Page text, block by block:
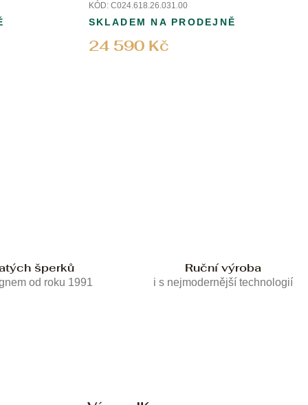
KÓD: C024.618.26.031.00
24 590 Kč
SKLADEM NA PRODEJNĚ
šperků
od roku 1991
Ruční výroba
i s nejmodernější technologií